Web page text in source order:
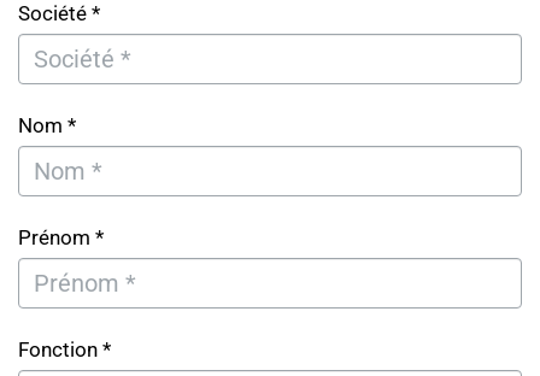
Société *
Nom *
Prénom *
Fonction *